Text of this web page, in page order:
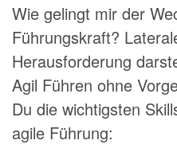
Wie gelingt mir der
Führungskraft?
Herausforderung
Agil Führen ohne
Du die wichtigsten
agile Führung: